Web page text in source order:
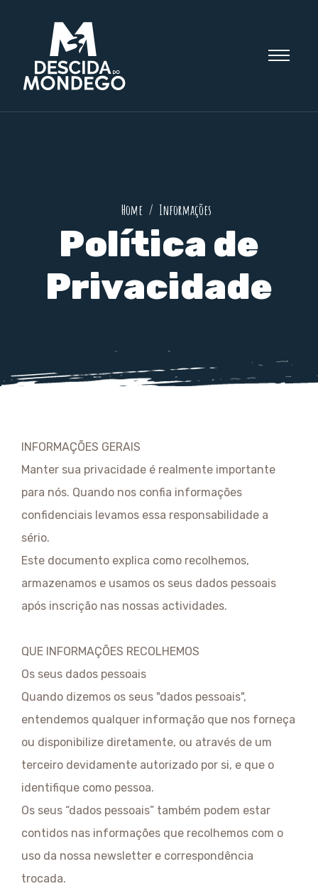
Home Informações
Política de
Privacidade
INFORMAÇÕES GERAIS
Manter sua privacidade é realmente importante
para nós. Quando nos confia informações
confidenciais levamos essa responsabilidade a
sério.
Este documento explica como recolhemos,
armazenamos e usamos os seus dados pessoais
após inscrição nas nossas actividades.
QUE INFORMAÇÕES RECOLHEMOS
Os seus dados pessoais
Quando dizemos os seus "dados pessoais",
entendemos qualquer informação que nos forneça
ou disponibilize diretamente, ou através de um
terceiro devidamente autorizado por si, e que o
identifique como pessoa.
Os seus “dados pessoais” também podem estar
contidos nas informações que recolhemos com o
uso da nossa newsletter e correspondência
trocada.